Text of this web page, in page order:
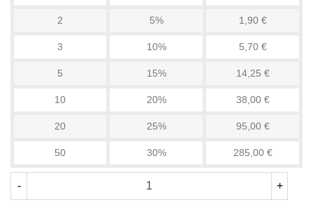
2 5% 1,90 €
3 10% 5,70 €
5 15% 14,25 €
10 20% 38,00 €
20 25% 95,00 €
50 30% 285,00 €
- +